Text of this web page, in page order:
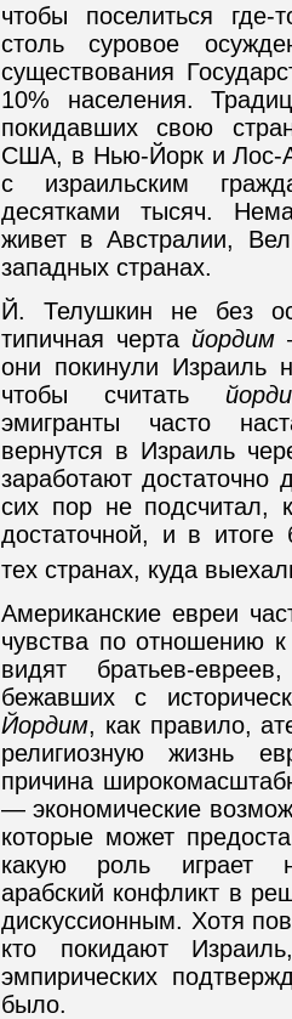
чтобы поселиться где-
столь суровое
существования
10% населения.
покидавших свою
США, в Нью-Йорк и Лос-
с израильским
десятками тысяч.
живет в Австралии,
западных странах.
Й. Телушкин не без
типичная чертайордим
они покинули Израиль
чтобы считать
эмигранты часто
вернутся в Израиль
заработают достаточно
сих пор не подсчитал,
достаточной, и в итоге
тех странах, куда
Американские евреи
чувства по отношению к
видят братьев-
бежавших с
Йордим, как правило,
религиозную жизнь
причина
— экономические
которые может
какую роль играет
арабский конфликт в
дискуссионным. Хотя
кто покидают
эмпирических
было.